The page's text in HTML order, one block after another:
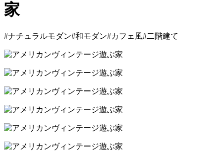
家
#ナチュラルモダン#和モダン#カフェ風#二階建て